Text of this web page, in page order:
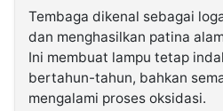
Tembaga dikenal sebagai
dan menghasilkan patina
Ini membuat lampu tetap
bertahun-tahun, bahkan
mengalami proses oksidasi.